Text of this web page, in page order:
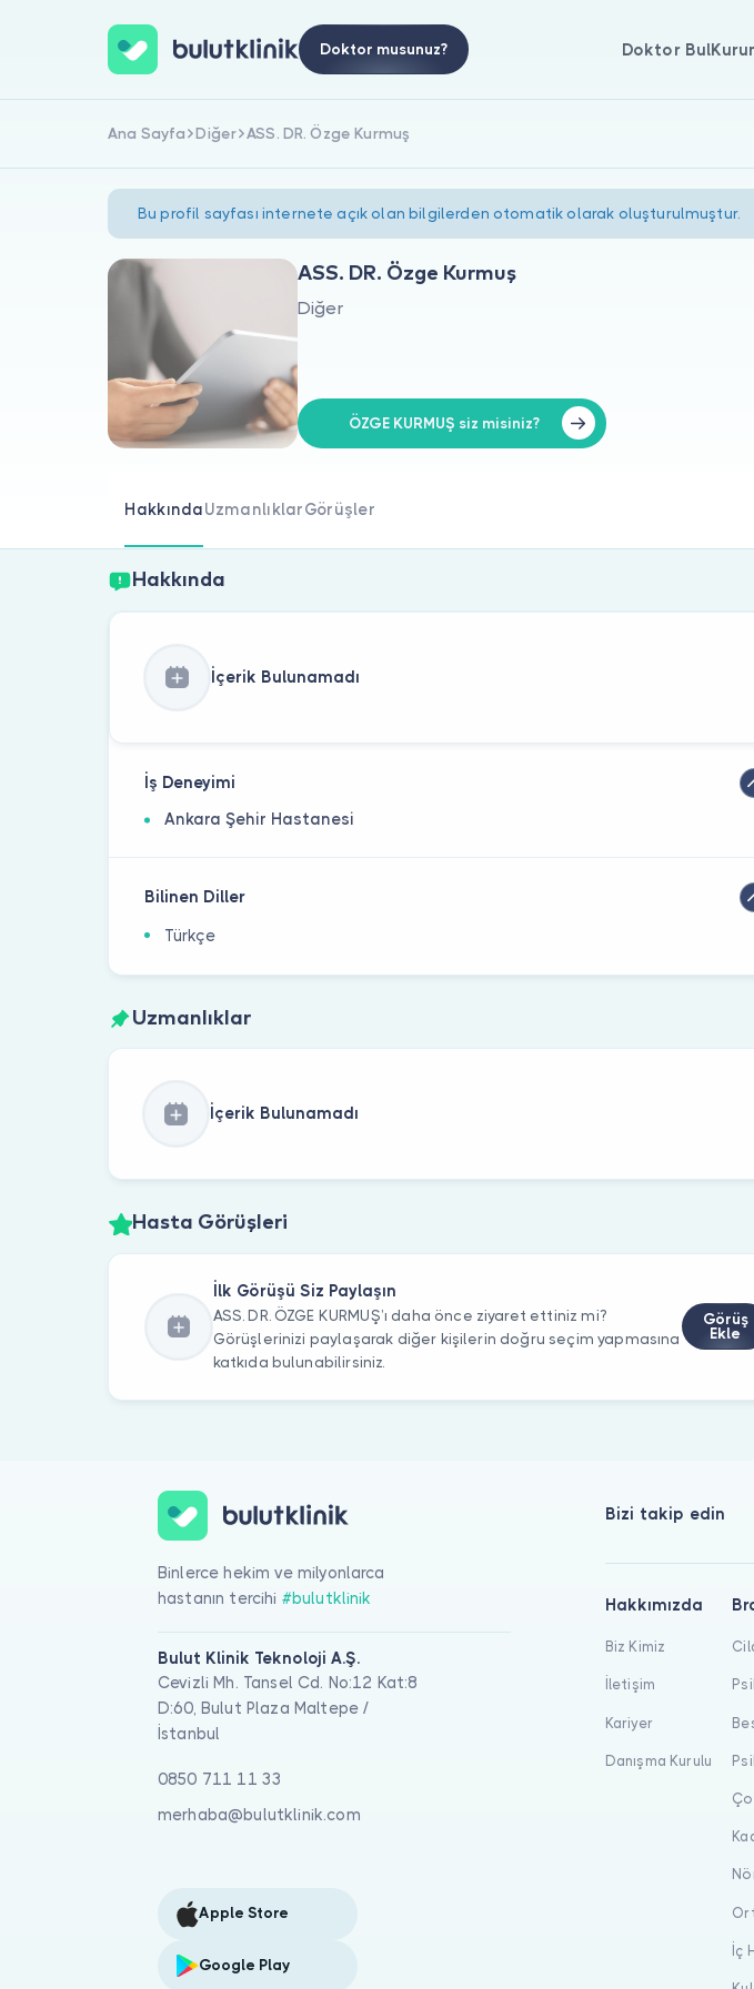
Doktor musunuz? Doktor Bul
Ana Sayfa Diğer ASS. DR. Özge Kurmuş
Bu profil sayfası internete açık olan bilgilerden otomatik olarak oluşturulmuştur.
ASS. DR. Özge Kurmuş
Diğer
ÖZGE KURMUŞ siz misiniz?
HakkındaUzmanlıklarGörüşler
Hakkında
İçerik Bulunamadı
İş Deneyimi
Ankara Şehir Hastanesi
Bilinen Diller
Türkçe
Uzmanlıklar
İçerik Bulunamadı
Hasta Görüşleri
İlk Görüşü Siz Paylaşın
ASS. DR. ÖZGE KURMUŞ’ı daha önce ziyaret ettiniz mi?
Görüşlerinizi paylaşarak diğer kişilerin doğru seçim yapmasına
katkıda bulunabilirsiniz.
Görüş
Ekle
Binlerce hekim ve milyonlarca
hastanın tercihi #bulutklinik
Bulut Klinik Teknoloji A.Ş.
Cevizli Mh. Tansel Cd. No:12 Kat:8
D:60, Bulut Plaza Maltepe /
İstanbul
0850 711 11 33
merhaba@bulutklinik.com
Apple Store
Google Play
Bizi takip edin
Hakkımızda
Biz Kimiz
İletişim
Kariyer
Danışma Kurulu
İç